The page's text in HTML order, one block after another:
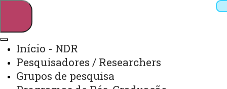
Pesquisar
Início - NDR
Pesquisadores / Researchers
Grupos de pesquisa